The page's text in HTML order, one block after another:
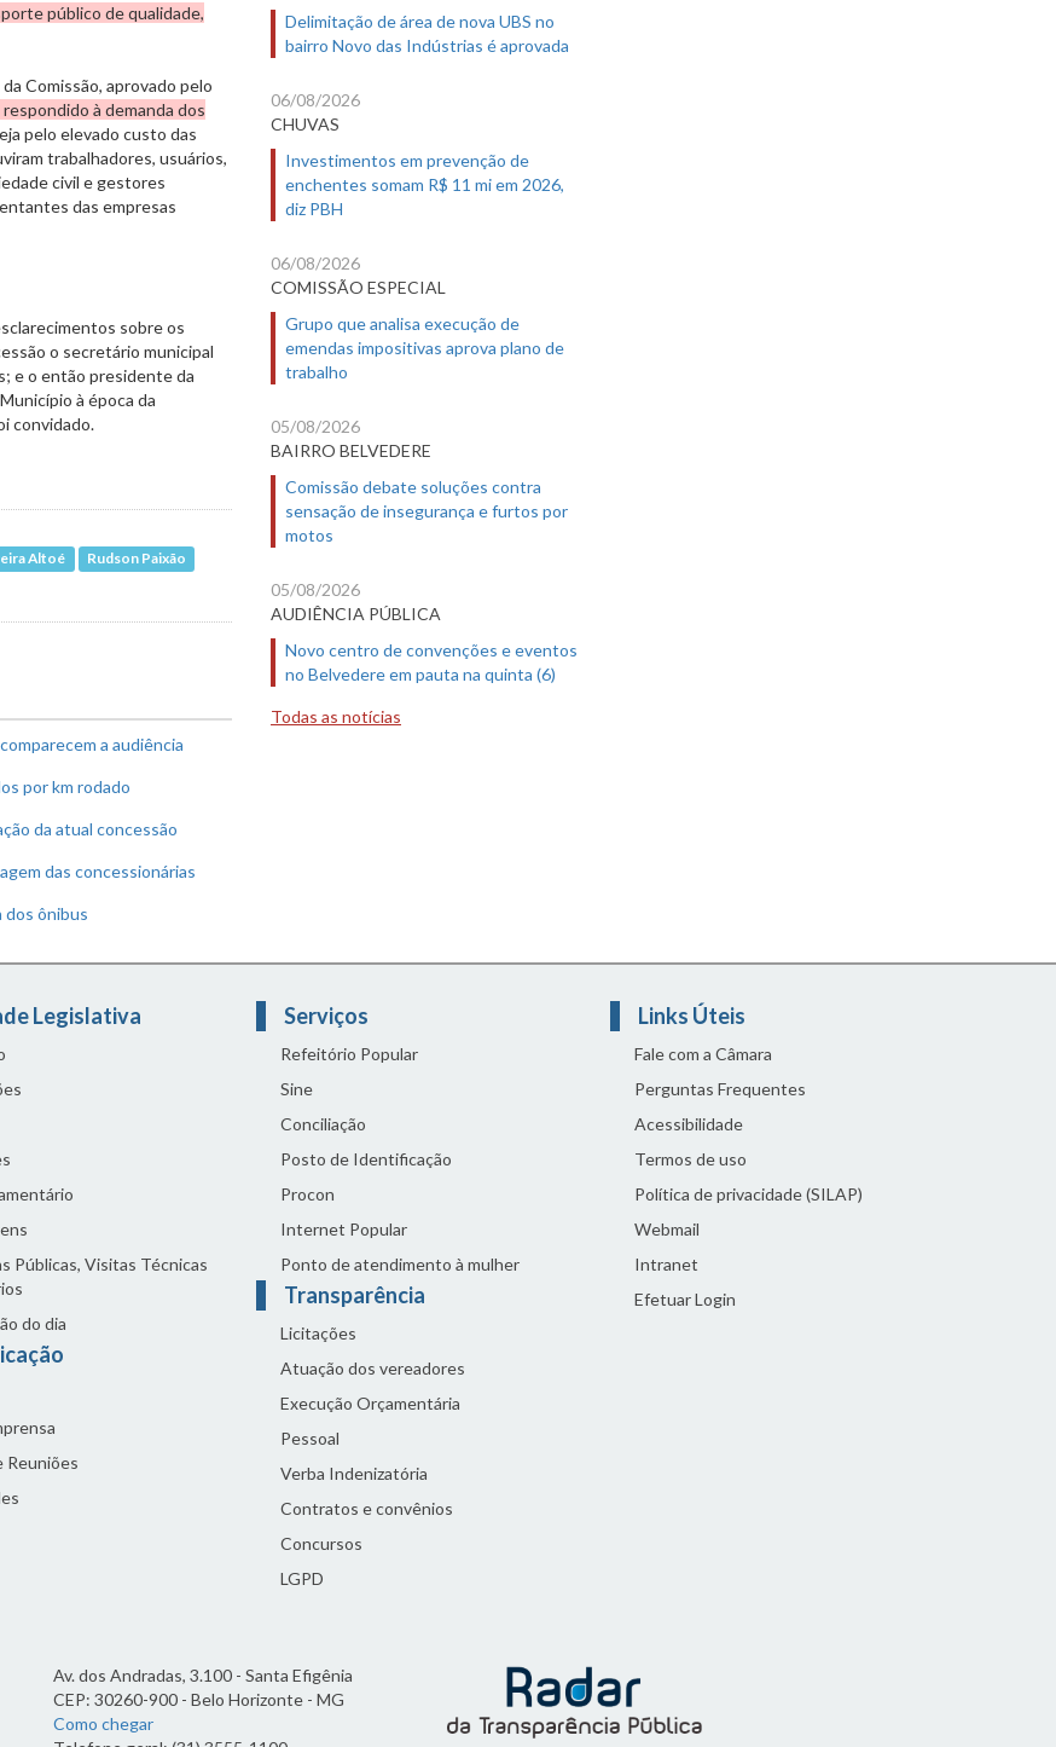
público de qualidade,
Comissão, aprovado pelo
à demanda dos
pelo elevado custo das
trabalhadores, usuários,
civil e gestores
das empresas
sobre os
o secretário municipal
e o então presidente da
à época da
convidado.
Altoé
Rudson Paixão
a audiência
por km rodado
da atual concessão
das concessionárias
dos ônibus
Delimitação de área de nova UBS no
bairro Novo das Indústrias é aprovada
06/08/2026
CHUVAS
Investimentos em prevenção de
enchentes somam R$ 11 mi em 2026,
diz PBH
06/08/2026
COMISSÃO ESPECIAL
Grupo que analisa execução de
emendas impositivas aprova plano de
trabalho
05/08/2026
BAIRRO BELVEDERE
Comissão debate soluções contra
sensação de insegurança e furtos por
motos
05/08/2026
AUDIÊNCIA PÚBLICA
Novo centro de convenções e eventos
no Belvedere em pauta na quinta (6)
Todas as notícias
Legislativa
Públicas, Visitas Técnicas
do dia
Reuniões
Serviços
Refeitório Popular
Sine
Conciliação
Posto de Identificação
Procon
Internet Popular
Ponto de atendimento à mulher
Transparência
Licitações
Atuação dos vereadores
Execução Orçamentária
Pessoal
Verba Indenizatória
Contratos e convênios
Concursos
LGPD
Links Úteis
Fale com a Câmara
Perguntas Frequentes
Acessibilidade
Termos de uso
Política de privacidade (SILAP)
Webmail
Intranet
Efetuar Login
Av. dos Andradas, 3.100 - Santa Efigênia
CEP: 30260-900 - Belo Horizonte - MG
Como chegar